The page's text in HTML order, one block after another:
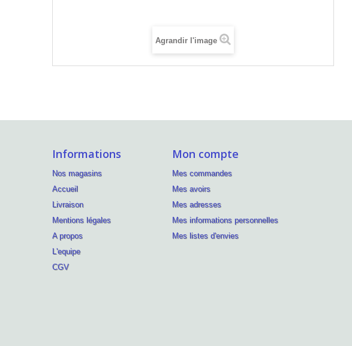
Agrandir l'image
Informations
Nos magasins
Accueil
Livraison
Mentions légales
A propos
L'equipe
CGV
Mon compte
Mes commandes
Mes avoirs
Mes adresses
Mes informations personnelles
Mes listes d'envies